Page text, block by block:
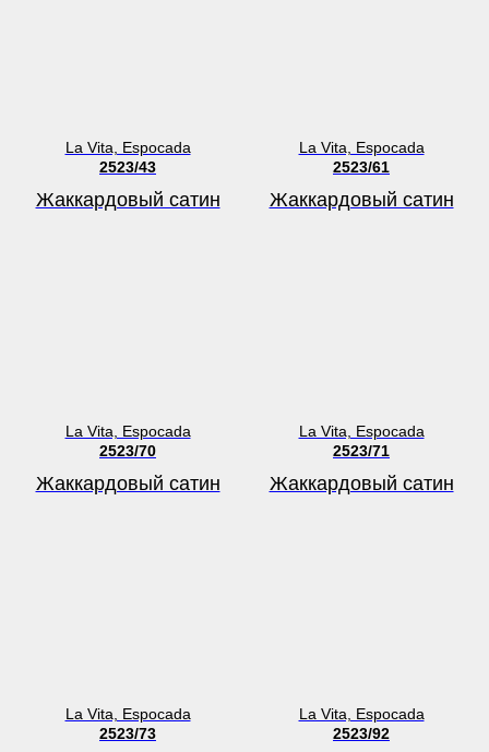
La Vita, Espocada
2523/43
Жаккардовый сатин
La Vita, Espocada
2523/61
Жаккардовый сатин
La Vita, Espocada
2523/70
Жаккардовый сатин
La Vita, Espocada
2523/71
Жаккардовый сатин
La Vita, Espocada
2523/73
La Vita, Espocada
2523/92